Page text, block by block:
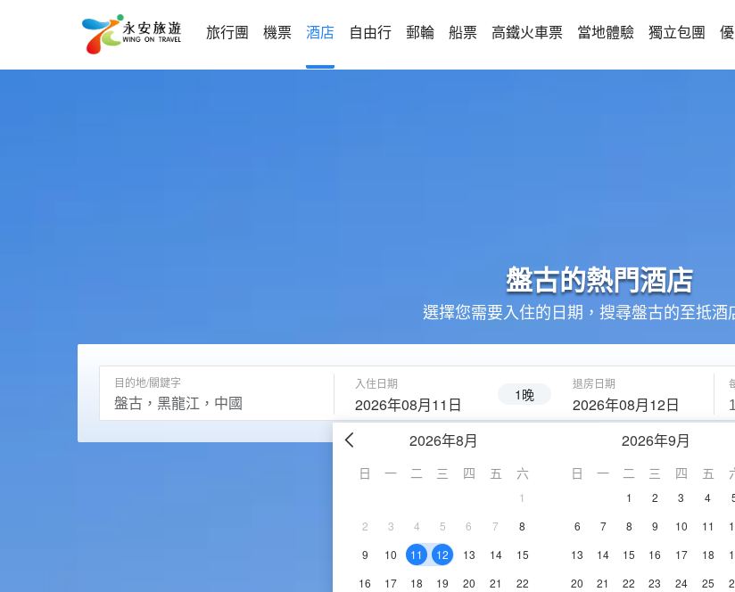
旅行團 機票 酒店 自由行 郵輪 船票 高鐵火車票 當地體驗 獨立包團
盤古的熱門酒店
選擇您需要入住的日期，搜尋盤古的至抵酒
目的地/關鍵字 入住日期
2026年08月11日 1晚
退房日期
2026年08月12日
2026年8月
日 一 二 三 四 五 六
1
2
3 4 5 6 7
8
9
10 11 12 13 14
15
16
17 18 19 20 21
22
2026年9月
日 一 二 三 四 五
1 2 3 4
6
7 8 9 10 11
13
14 15 16 17 18
20
21 22 23 24 25